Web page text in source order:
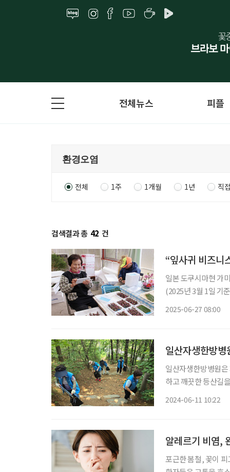
전체뉴스 피플
전체 1주 1개월 1년 직
검색결과 총 42 건
“잎사귀 비즈니
일본 도쿠시마현 가
(2025년 3월 1일 기
2025-06-27 08:00
일산자생한방병
일산자생한방병원
하고 깨끗한 등산길
2024-06-11 10:22
알레르기 비염,
포근한 봄철, 꽃이